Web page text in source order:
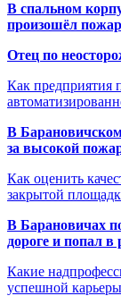
В спальном
произошёл пожар
Отец по
Как предприятия
В
за высокой
Как оценить
закрытой
В Барановичах
дороге и попал
Какие
успешной карьеры